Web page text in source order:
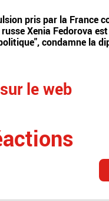
pris par la France
Xenia Fedorova
condamne la
le web